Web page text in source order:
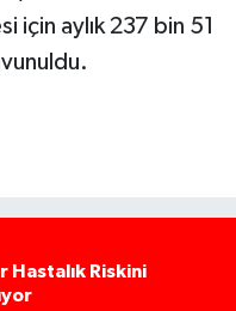
için aylık 237 bin 51
Hastalık Riskini